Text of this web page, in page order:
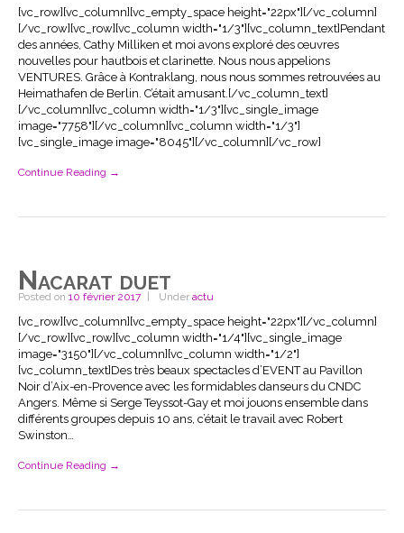
[vc_row][vc_column][vc_empty_space height="22px"][/vc_column]
[/vc_row][vc_row][vc_column width="1/3"][vc_column_text]Pendant
des années, Cathy Milliken et moi avons exploré des œuvres
nouvelles pour hautbois et clarinette. Nous nous appelions
VENTURES. Grâce à Kontraklang, nous nous sommes retrouvées au
Heimathafen de Berlin. C’était amusant.[/vc_column_text]
[/vc_column][vc_column width="1/3"][vc_single_image
image="7758"][/vc_column][vc_column width="1/3"]
[vc_single_image image="8045"][/vc_column][/vc_row]
Continue Reading →
Nacarat duet
Posted on 10 février 2017 Under actu
[vc_row][vc_column][vc_empty_space height="22px"][/vc_column]
[/vc_row][vc_row][vc_column width="1/4"][vc_single_image
image="3150"][/vc_column][vc_column width="1/2"]
[vc_column_text]Des très beaux spectacles d’EVENT au Pavillon
Noir d’Aix-en-Provence avec les formidables danseurs du CNDC
Angers. Même si Serge Teyssot-Gay et moi jouons ensemble dans
différents groupes depuis 10 ans, c’était le travail avec Robert
Swinston…
Continue Reading →